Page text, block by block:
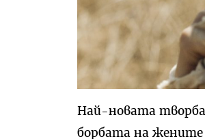
Най-новата
борбата на жените